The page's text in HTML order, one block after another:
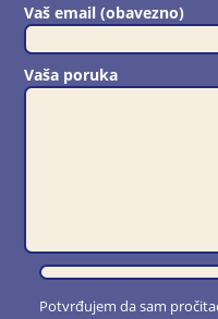
Vaš email (obavezno)
Vaša poruka
Potvrđujem da sam